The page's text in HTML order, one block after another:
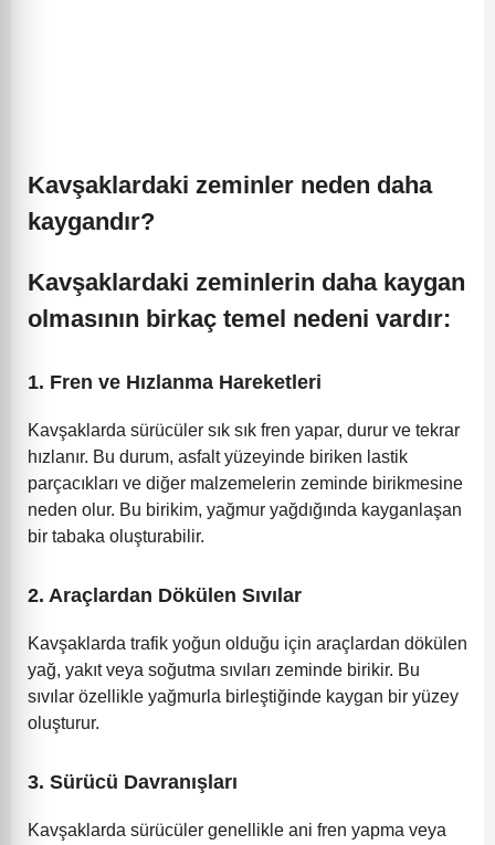
Kavşaklardaki zeminler neden daha
kaygandır?
Kavşaklardaki zeminlerin daha kaygan
olmasının birkaç temel nedeni vardır:
1. Fren ve Hızlanma Hareketleri
Kavşaklarda sürücüler sık sık fren yapar, durur ve tekrar
hızlanır. Bu durum, asfalt yüzeyinde biriken lastik
parçacıkları ve diğer malzemelerin zeminde birikmesine
neden olur. Bu birikim, yağmur yağdığında kayganlaşan
bir tabaka oluşturabilir.
2. Araçlardan Dökülen Sıvılar
Kavşaklarda trafik yoğun olduğu için araçlardan dökülen
yağ, yakıt veya soğutma sıvıları zeminde birikir. Bu
sıvılar özellikle yağmurla birleştiğinde kaygan bir yüzey
oluşturur.
3. Sürücü Davranışları
Kavşaklarda sürücüler genellikle ani fren yapma veya